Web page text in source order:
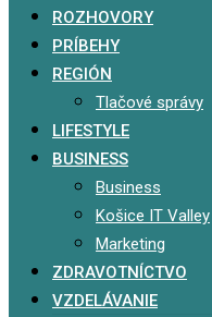
ROZHOVORY
PRÍBEHY
REGIÓN
Tlačové správy
LIFESTYLE
BUSINESS
Business
Košice IT Valley
Marketing
ZDRAVOTNÍCTVO
VZDELÁVANIE